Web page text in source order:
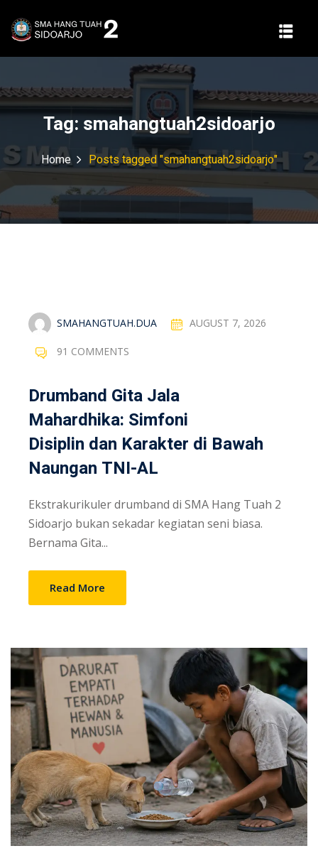
Tag: smahangtuah2sidoarjo
Home Posts tagged "smahangtuah2sidoarjo"
SMAHANGTUAH.DUA AUGUST 7, 2026
91 COMMENTS
Drumband Gita Jala
Mahardhika: Simfoni
Disiplin dan Karakter di Bawah
Naungan TNI-AL
Ekstrakurikuler drumband di SMA Hang Tuah 2
Sidoarjo bukan sekadar kegiatan seni biasa.
Bernama Gita...
Read More